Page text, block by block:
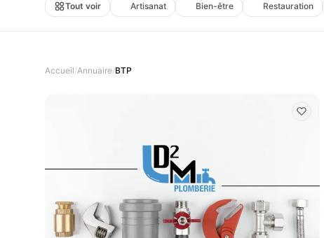
Tout voir Artisanat Bien-être Restauration
Accueil/Annuaire/BTP